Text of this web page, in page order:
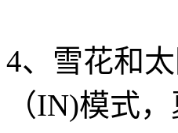
4、雪花和
（IN)模式